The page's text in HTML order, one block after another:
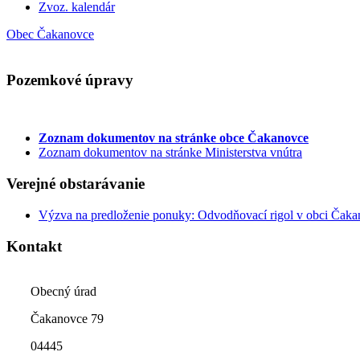
Zvoz. kalendár
Obec Čakanovce
Pozemkové úpravy
Zoznam dokumentov na stránke obce Čakanovce
Zoznam dokumentov na stránke Ministerstva vnútra
Verejné obstarávanie
Výzva na predloženie ponuky: Odvodňovací rigol v obci
Kontakt
Obecný úrad
Čakanovce 79
04445